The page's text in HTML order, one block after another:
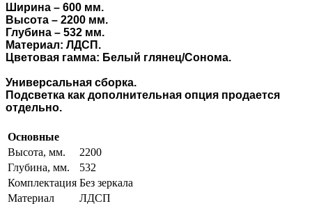
Ширина – 600 мм.
Высота – 2200 мм.
Глубина – 532 мм.
Материал: ЛДСП.
Цветовая гамма: Белый глянец/Сонома.
Универсальная сборка.
Подсветка как дополнительная опция продается
отдельно.
Основные
Высота, мм.
2200
Глубина, мм.
532
Комплектация Без зеркала
Материал
ЛДСП